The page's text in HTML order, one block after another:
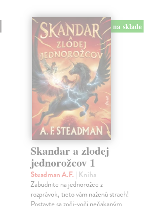
na sklade
Skandar a zlodej
jednorožcov 1
Steadman A.F. | Kniha
Zabudnite na jednorožce z
rozprávok, tieto vám naženú strach!